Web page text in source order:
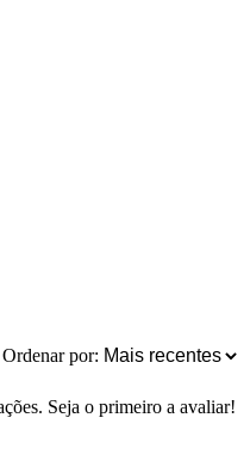
Ordenar por:
Seja o primeiro a avaliar!